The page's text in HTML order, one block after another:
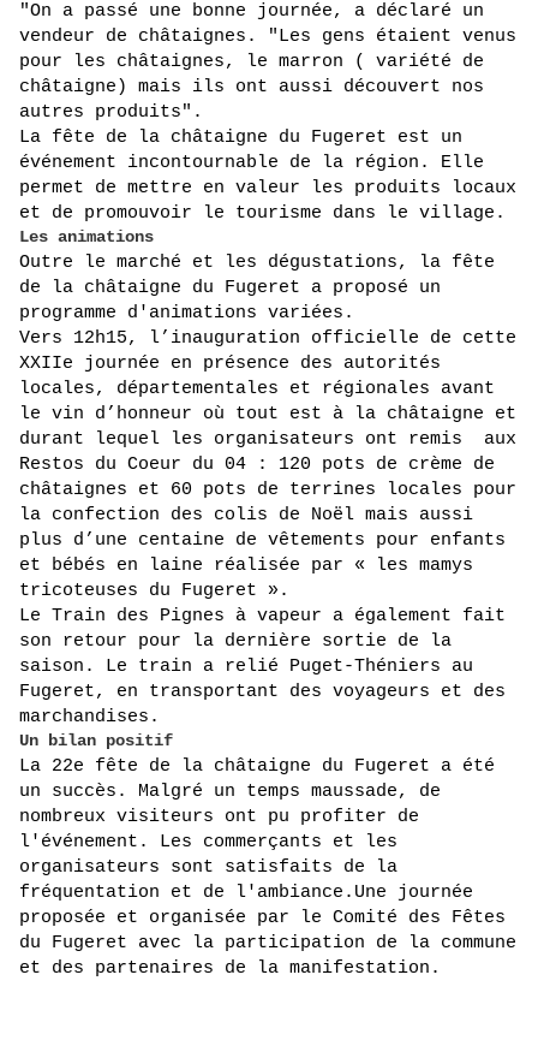
"On a passé une bonne journée, a déclaré un
vendeur de châtaignes. "Les gens étaient venus
pour les châtaignes, le marron ( variété de
châtaigne) mais ils ont aussi découvert nos
autres produits".
La fête de la châtaigne du Fugeret est un
événement incontournable de la région. Elle
permet de mettre en valeur les produits locaux
et de promouvoir le tourisme dans le village.
Les animations
Outre le marché et les dégustations, la fête
de la châtaigne du Fugeret a proposé un
programme d'animations variées.
Vers 12h15, l’inauguration officielle de cette
XXIIe journée en présence des autorités
locales, départementales et régionales avant
le vin d’honneur où tout est à la châtaigne et
durant lequel les organisateurs ont remis  aux
Restos du Coeur du 04 : 120 pots de crème de
châtaignes et 60 pots de terrines locales pour
la confection des colis de Noël mais aussi
plus d’une centaine de vêtements pour enfants
et bébés en laine réalisée par « les mamys
tricoteuses du Fugeret ».
Le Train des Pignes à vapeur a également fait
son retour pour la dernière sortie de la
saison. Le train a relié Puget-Théniers au
Fugeret, en transportant des voyageurs et des
marchandises.
Un bilan positif
La 22e fête de la châtaigne du Fugeret a été
un succès. Malgré un temps maussade, de
nombreux visiteurs ont pu profiter de
l'événement. Les commerçants et les
organisateurs sont satisfaits de la
fréquentation et de l'ambiance.Une journée
proposée et organisée par le Comité des Fêtes
du Fugeret avec la participation de la commune
et des partenaires de la manifestation.